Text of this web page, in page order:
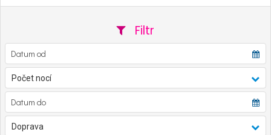
Filtr
Počet nocí
Doprava